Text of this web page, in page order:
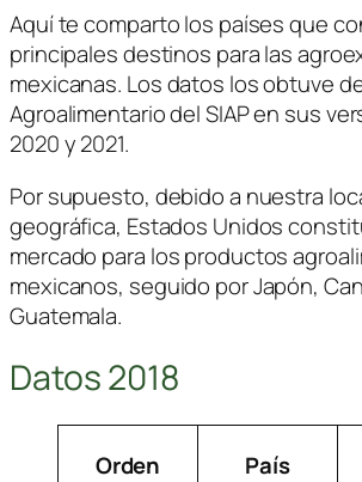
Aquí te comparto los países que
principales destinos para las
mexicanas. Los datos los obtuve
Agroalimentario del SIAP en sus
2020 y 2021.
Por supuesto, debido a nuestra
geográfica, Estados Unidos
mercado para los productos
mexicanos, seguido por Japón,
Guatemala.
Datos 2018
Orden País